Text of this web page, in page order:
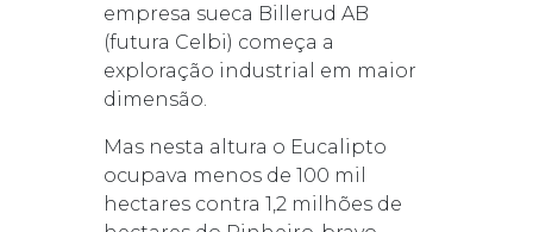
empresa sueca Billerud AB
(futura Celbi) começa a
exploração industrial em maior
dimensão.
Mas nesta altura o Eucalipto
ocupava menos de 100 mil
hectares contra 1,2 milhões de